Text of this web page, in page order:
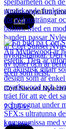
Andra populära
Cort
Cort Sunset
7 135kr
Läs mer